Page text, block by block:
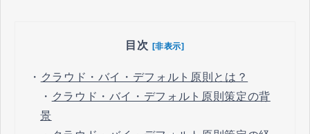
目次 [非表示]
・ クラウド・バイ・デフォルト原則とは？
・ クラウド・バイ・デフォルト原則策定の背
景